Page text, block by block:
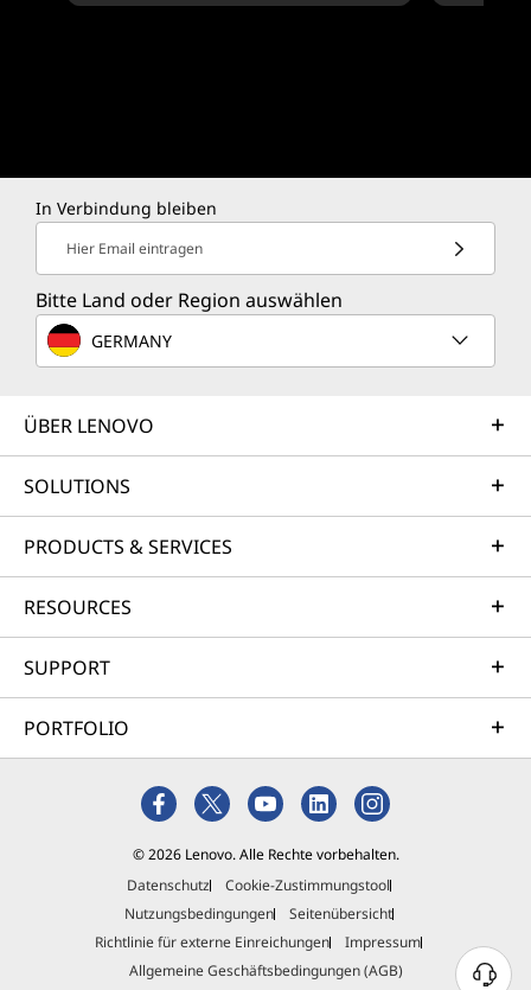
In Verbindung bleiben
Hier Email eintragen
Bitte Land oder Region auswählen
GERMANY
ÜBER LENOVO
SOLUTIONS
PRODUCTS & SERVICES
RESOURCES
SUPPORT
PORTFOLIO
© 2026 Lenovo. Alle Rechte vorbehalten.
Datenschutz
Cookie-Zustimmungstool
Nutzungsbedingungen
Seitenübersicht
Richtlinie für externe Einreichungen
Impressum
Allgemeine Geschäftsbedingungen (AGB)